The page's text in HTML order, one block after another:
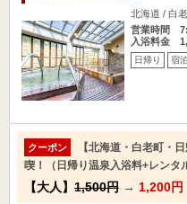
北海道 / 白
営業時間
入浴料金
日帰り 宿
クーポン
【北海道・白老町・
喫！（日帰り温泉入浴料+レンタ
【大人】 1,500円 → 1,200円